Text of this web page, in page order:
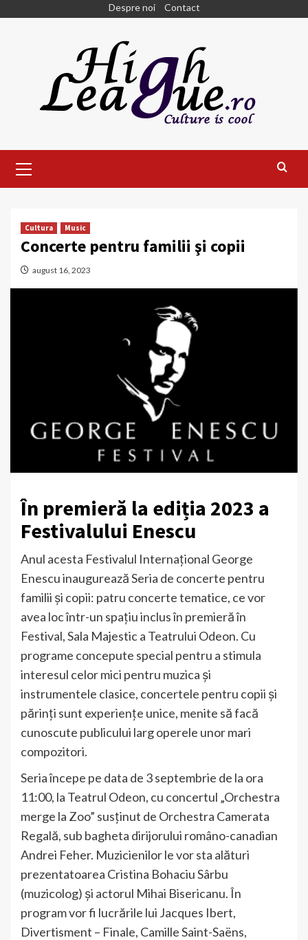
Despre noi Contact
Menu
Cultura Music
Concerte pentru familii şi copii
august 16, 2023
În premieră la ediția 2023 a
Festivalului Enescu
Anul acesta Festivalul Internațional George
Enescu inaugurează Seria de concerte pentru
familii şi copii: patru concerte tematice, ce vor
avea loc într-un spațiu inclus în premieră în
Festival, Sala Majestic a Teatrului Odeon. Cu
programe concepute special pentru a stimula
interesul celor mici pentru muzica și
instrumentele clasice, concertele pentru copii și
părinți sunt experiențe unice, menite să facă
cunoscute publicului larg operele unor mari
compozitori.
Seria începe pe data de 3 septembrie de la ora
11:00, la Teatrul Odeon, cu concertul „Orchestra
merge la Zoo” susținut de Orchestra Camerata
Regală, sub bagheta dirijorului româno-canadian
Andrei Feher. Muzicienilor le vor sta alături
prezentatoarea Cristina Bohaciu Sârbu
(muzicolog) și actorul Mihai Bisericanu. În
program vor fi lucrările lui Jacques Ibert,
Divertisment – Finale, Camille Saint-Saëns,